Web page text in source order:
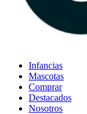
Infancias
Mascotas
Comprar
Destacados
Nosotros